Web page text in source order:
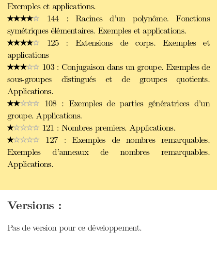
Exemples et applications.
144 : Racines d’un polynôme. Fonctions
symétriques élémentaires. Exemples et applications.
125 : Extensions de corps. Exemples et
applications
103 : Conjugaison dans un groupe. Exemples de
sous-groupes distingués et de groupes quotients.
Applications.
108 : Exemples de parties génératrices d’un
groupe. Applications.
121 : Nombres premiers. Applications.
127 : Exemples de nombres remarquables.
Exemples d’anneaux de nombres remarquables.
Applications.
Versions :
Pas de version pour ce développement.